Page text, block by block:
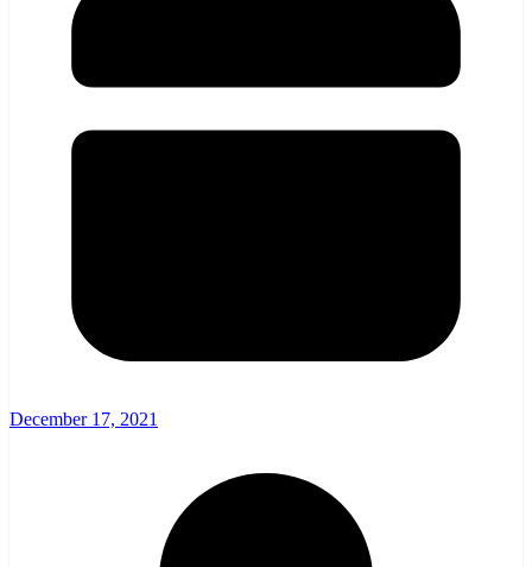
December 17, 2021